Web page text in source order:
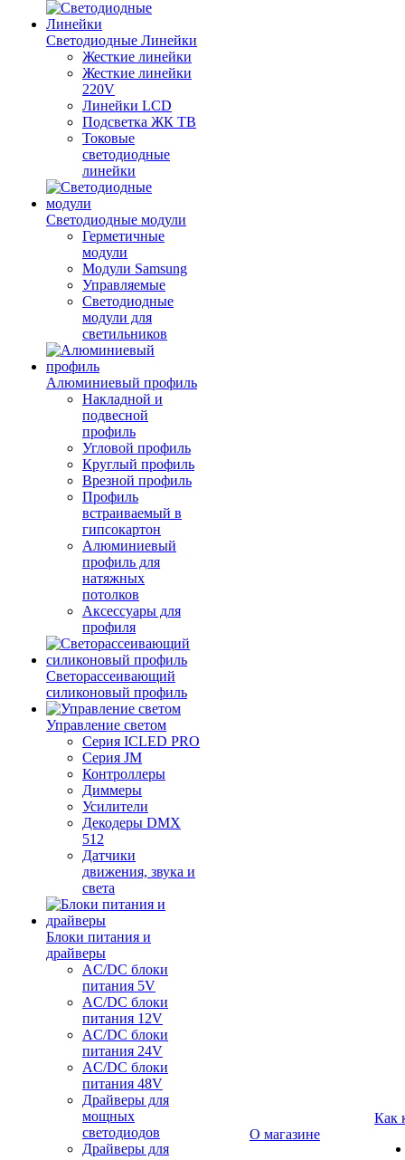
Светодиодные Линейки
Жесткие линейки
Жесткие линейки
220V
Линейки LCD
Подсветка ЖК ТВ
Токовые
светодиодные
линейки
Светодиодные модули
Герметичные
модули
Модули Samsung
Управляемые
Светодиодные
модули для
светильников
Алюминиевый профиль
Накладной и
подвесной
профиль
Угловой профиль
Круглый профиль
Врезной профиль
Профиль
встраиваемый в
гипсокартон
Алюминиевый
профиль для
натяжных
потолков
Аксессуары для
профиля
Светорассеивающий
силиконовый профиль
Управление светом
Серия ICLED PRO
Серия JM
Контроллеры
Диммеры
Усилители
Декодеры DMX
512
Датчики
движения, звука и
света
Блоки питания и
драйверы
AC/DC блоки
питания 5V
AC/DC блоки
питания 12V
AC/DC блоки
питания 24V
AC/DC блоки
питания 48V
Драйверы для
мощных
светодиодов
Драйверы для
О магазине
Как